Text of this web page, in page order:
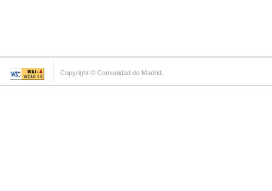
Copyright © Comunidad de Madrid.